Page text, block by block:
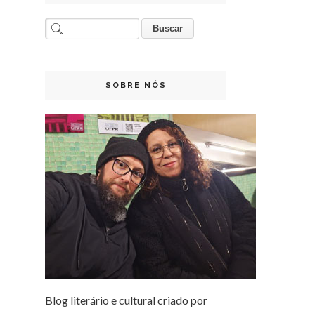
SOBRE NÓS
Blog literário e cultural criado por